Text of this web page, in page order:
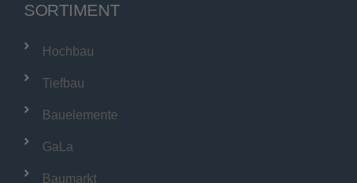
SORTIMENT
Hochbau
Tiefbau
Bauelemente
GaLa
Baumarkt